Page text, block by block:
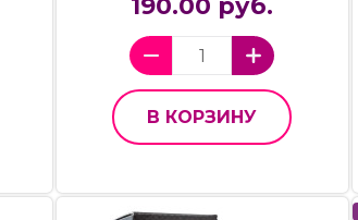
190.00 руб.
В КОРЗИНУ